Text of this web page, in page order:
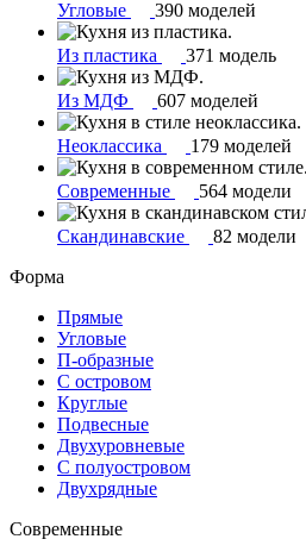
Угловые 390 моделей
Из пластика 371 модель
Из МДФ 607 моделей
Неоклассика 179 моделей
Современные 564 модели
Скандинавские
82 модели
Форма
Прямые
Угловые
П-образные
С островом
Круглые
Подвесные
Двухуровневые
С полуостровом
Двухрядные
Современные